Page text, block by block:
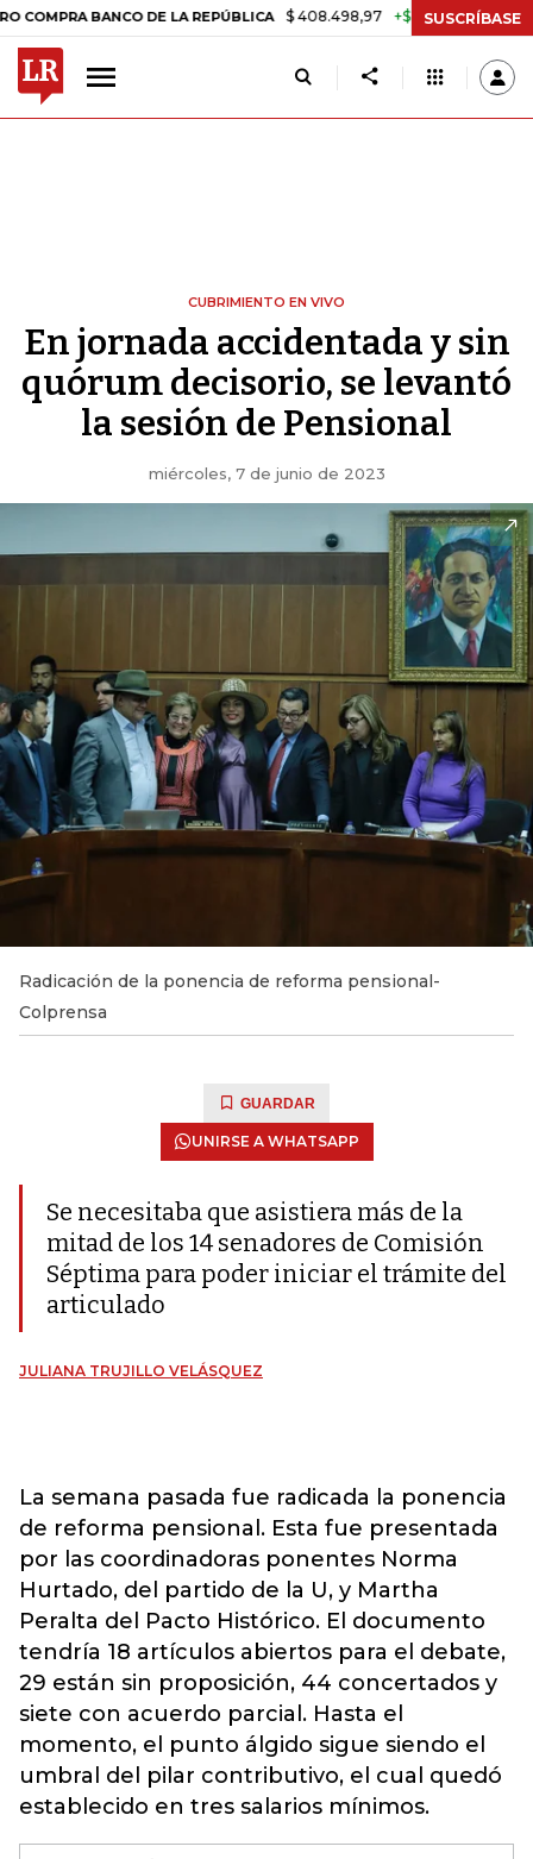
BANCO DE LA REPÚBLICA $ 408.498,97 +$ 8.753,81 +2,19%
SUSCRÍBASE
CUBRIMIENTO EN VIVO
En jornada accidentada y sin
quórum decisorio, se levantó
la sesión de Pensional
miércoles, 7 de junio de 2023
Radicación de la ponencia de reforma pensional-
Colprensa
GUARDAR
UNIRSE A WHATSAPP
Se necesitaba que asistiera más de la
mitad de los 14 senadores de Comisión
Séptima para poder iniciar el trámite del
articulado
JULIANA TRUJILLO VELÁSQUEZ
La semana pasada fue radicada la ponencia
de reforma pensional. Esta fue presentada
por las coordinadoras ponentes Norma
Hurtado, del partido de la U, y Martha
Peralta del Pacto Histórico. El documento
tendría 18 artículos abiertos para el debate,
29 están sin proposición, 44 concertados y
siete con acuerdo parcial. Hasta el
momento, el punto álgido sigue siendo el
umbral del pilar contributivo, el cual quedó
establecido en tres salarios mínimos.